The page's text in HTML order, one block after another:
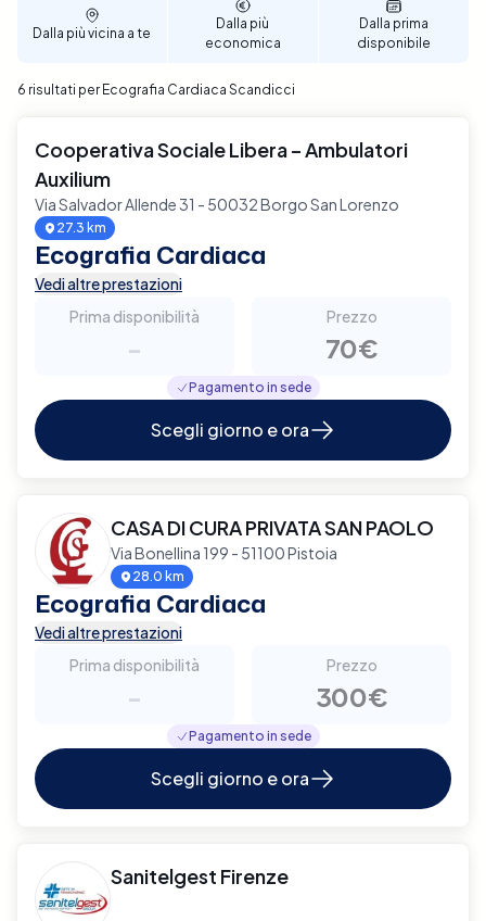
prenditi cura della tua salute cardiaca con facilità e
affidabilità.
Dalla più vicina a te
Dalla più
economica
Dalla prima
disponibile
6 risultati per Ecografia Cardiaca Scandicci
Cooperativa Sociale Libera – Ambulatori
Auxilium
Via Salvador Allende 31 - 50032 Borgo San Lorenzo
27.3 km
Ecografia Cardiaca
Vedi altre prestazioni
Prima disponibilità
-
Prezzo
70€
Pagamento in sede
Scegli giorno e ora
CASA DI CURA PRIVATA SAN PAOLO
Via Bonellina 199 - 51100 Pistoia
28.0 km
Ecografia Cardiaca
Vedi altre prestazioni
Prima disponibilità
-
Prezzo
300€
Pagamento in sede
Scegli giorno e ora
Sanitelgest Firenze